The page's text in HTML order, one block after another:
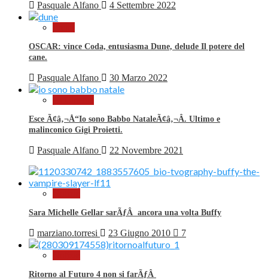
Pasquale Alfano 4 Settembre 2022
OSCAR: vince Coda, entusiasma Dune, delude Il potere del
cane.
Pasquale Alfano 30 Marzo 2022
Esce Ã¢â‚¬Å“Io sono Babbo NataleÃ¢â‚¬Â. Ultimo e
malinconico Gigi Proietti.
Pasquale Alfano 22 Novembre 2021
Sara Michelle Gellar sarÃƒÂ ancora una volta Buffy
marziano.torresi 23 Giugno 2010 7
Ritorno al Futuro 4 non si farÃƒÂ